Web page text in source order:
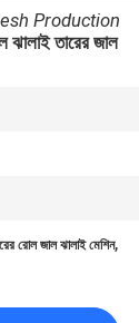
Production
ঝালাই তারের জাল
রোল জাল ঝালাই মেশিন,